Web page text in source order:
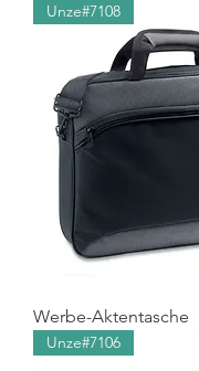
Unze#7108
Werbe-Aktentasche
Unze#7106